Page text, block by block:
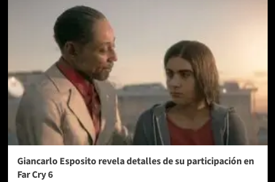
Gundam
Battle
Operation
Code
Fairy
ya
disponible
PlayStation
5
PlayStation
Giancarlo Esposito revela detalles de su participación en
Far Cry 6